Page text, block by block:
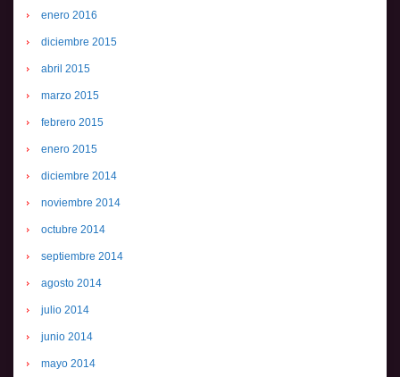
enero 2016
diciembre 2015
abril 2015
marzo 2015
febrero 2015
enero 2015
diciembre 2014
noviembre 2014
octubre 2014
septiembre 2014
agosto 2014
julio 2014
junio 2014
mayo 2014